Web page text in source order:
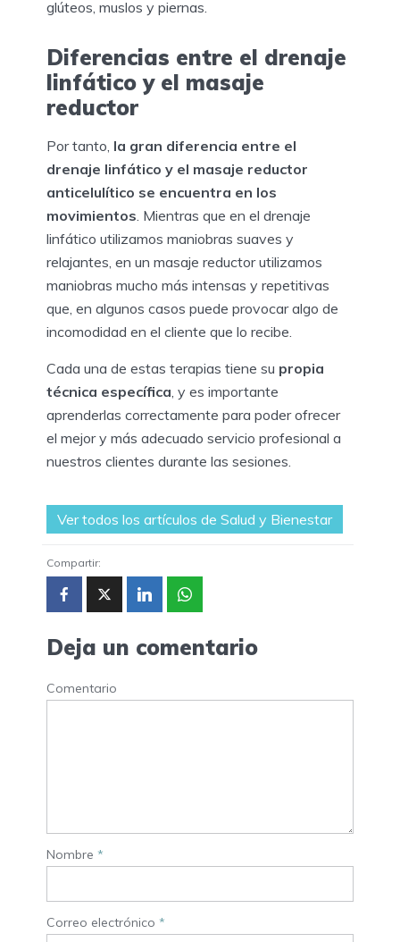
glúteos, muslos y piernas.
Diferencias entre el drenaje
linfático y el masaje
reductor
Por tanto, la gran diferencia entre el
drenaje linfático y el masaje reductor
anticelulítico se encuentra en los
movimientos. Mientras que en el drenaje
linfático utilizamos maniobras suaves y
relajantes, en un masaje reductor utilizamos
maniobras mucho más intensas y repetitivas
que, en algunos casos puede provocar algo de
incomodidad en el cliente que lo recibe.
Cada una de estas terapias tiene su propia
técnica específica, y es importante
aprenderlas correctamente para poder ofrecer
el mejor y más adecuado servicio profesional a
nuestros clientes durante las sesiones.
Ver todos los artículos de Salud y Bienestar
Compartir:
Deja un comentario
Comentario
Nombre *
Correo electrónico *